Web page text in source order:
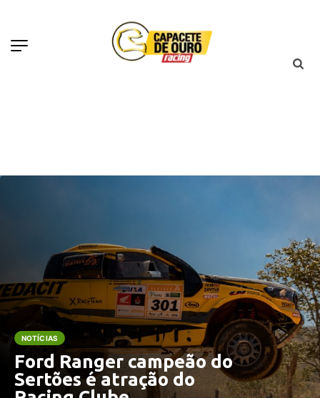
NOTÍCIAS
Ford Ranger campeão do
Sertões é atração do